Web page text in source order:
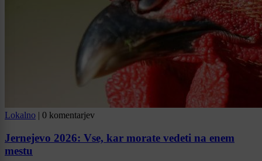
Lokalno | 0 komentarjev
Jernejevo 2026: Vse, kar morate vedeti na enem
mestu